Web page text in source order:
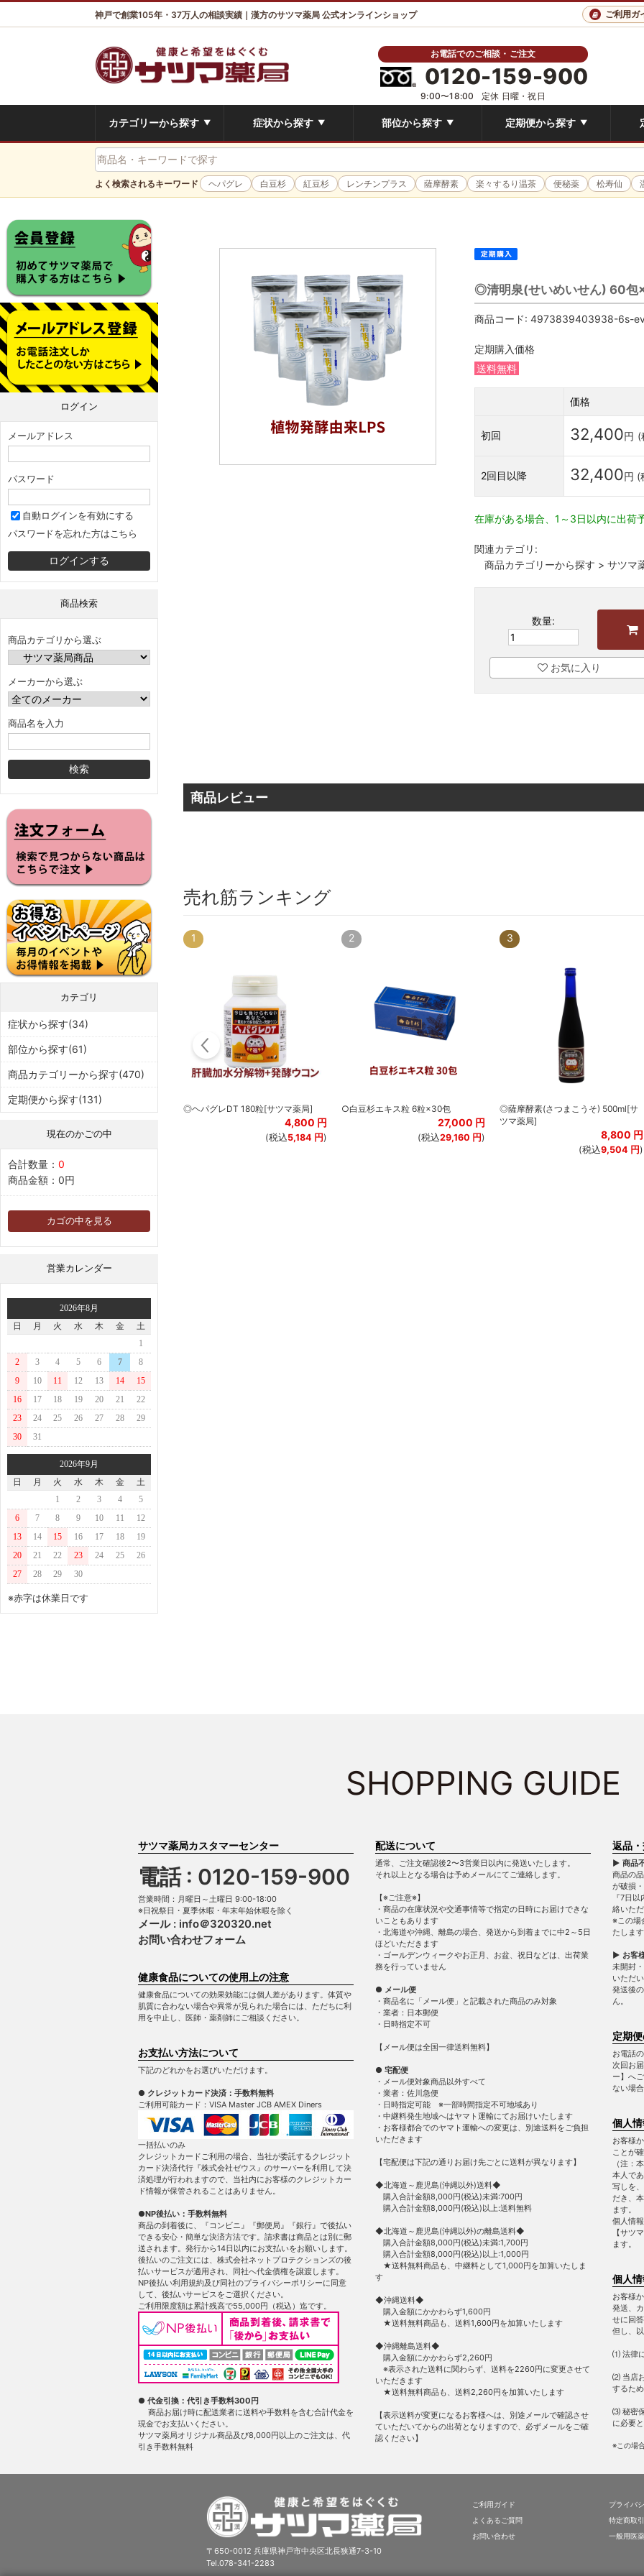
神戸で創業105年・37万人の相談実績｜漢方のサツマ薬局 公式オンラインショップ ご利用ガ
お電話でのご相談・ご注文
0120-159-900
9:00〜18:00 定休 日曜・祝日
カテゴリーから探す ▼ 症状から探す ▼ 部位から探す ▼ 定期便から探す ▼
よく検索されるキーワード ヘパグレ 白豆杉 紅豆杉 レンチンプラス 薩摩酵素 楽々するり温茶 便秘薬 松寿仙
ログイン
メールアドレス
パスワード
自動ログインを有効にする
パスワードを忘れた方はこちら
商品検索
商品カテゴリから選ぶ
メーカーから選ぶ
商品名を入力
カテゴリ
症状から探す(34)
部位から探す(61)
商品カテゴリーから探す(470)
定期便から探す(131)
現在のかごの中
合計数量： 0
商品金額： 0円
カゴの中を見る
営業カレンダー
2026年8月
日
月 火 水 木 金
土
1
2
3 4 5 6 7
8
9
10 11 12 13 14
15
16
17 18 19 20 21
22
23
24 25 26 27 28
29
30
31
2026年9月
日
月 火 水 木 金
土
1
2 3 4
5
6
7 8 9 10 11
12
13
14 15 16 17 18
19
20
21 22 23 24 25
26
27
28 29 30
※赤字は休業日です
◎清明泉(せいめいせん) 60包
商品コード: 4973839403938-6s-
定期購入価格
送料無料
価格
初回 32,400円 (
2回目以降 32,400円
在庫がある場合、1～3日以内に出荷
関連カテゴリ:
商品カテゴリーから探す > サツマ
数量:
お気に入り
商品レビュー
売れ筋ランキング
)
15
◎サツマプラセンタEX 90カプセル
(税込10,800円
1
◎ヘパグレDT 180粒[サツマ薬局]
4,800 円
(税込5,184 円)
2
○白豆杉エキス粒 6粒×30包
27,000 円
(税込29,160 円)
3
◎薩摩酵素(さつまこうそ) 500ml[サ
ツマ薬局]
8,800 円
(税込9,504 円)
SHOPPING GUIDE
サツマ薬局カスタマーセンター
電話 : 0120-159-900
営業時間：月曜日～土曜日 9:00-18:00
※日祝祭日・夏季休暇・年末年始休暇を除く
メール : info＠320320.net
お問い合わせフォーム
健康食品についての使用上の注意
健康食品についての効果効能には個人差があります。体質や
肌質に合わない場合や異常が見られた場合には、ただちに利
用を中止し、医師・薬剤師にご相談ください。
お支払い方法について
下記のどれかをお選びいただけます。
● クレジットカード決済：手数料無料
ご利用可能カード：VISA Master JCB AMEX Diners
一括払いのみ
クレジットカードご利用の場合、当社が委託するクレジット
カード決済代行『株式会社ゼウス』のサーバーを利用して決
済処理が行われますので、当社内にお客様のクレジットカー
ド情報が保管されることはありません。
●NP後払い：手数料無料
商品の到着後に、『コンビニ』『郵便局』『銀行』で後払い
できる安心・簡単な決済方法です。請求書は商品とは別に郵
送されます。発行から14日以内にお支払いをお願いします。
後払いのご注文には、株式会社ネットプロテクションズの後
払いサービスが適用され、同社へ代金債権を譲渡します。
NP後払い利用規約及び同社のプライバシーポリシーに同意
して、後払いサービスをご選択ください。
ご利用限度額は累計残高で55,000円（税込）迄です。
● 代金引換：代引き手数料300円
商品お届け時に配送業者に送料や手数料を含む合計代金を
現金でお支払いください。
サツマ薬局オリジナル商品及び8,000円以上のご注文は、代
引き手数料無料
配送について
通常、ご注文確認後2〜3営業日以内に発送いたします。
それ以上となる場合は予めメールにてご連絡します。
【※ご注意※】
・商品の在庫状況や交通事情等で指定の日時にお届けできな
いこともあります
・北海道や沖縄、離島の場合、発送から到着までに中2～5日
ほどいただきます
・ゴールデンウィークやお正月、お盆、祝日などは、出荷業
務を行っていません
● メール便
・商品名に「メール便」と記載された商品のみ対象
・業者：日本郵便
・日時指定不可
【メール便は全国一律送料無料】
● 宅配便
・メール便対象商品以外すべて
・業者：佐川急便
・日時指定可能 ※一部時間指定不可地域あり
・中継料発生地域へはヤマト運輸にてお届けいたします
・お客様都合でのヤマト運輸への変更は、別途送料をご負担
いただきます
【宅配便は下記の通りお届け先ごとに送料が異なります】
◆北海道～鹿児島(沖縄以外)送料◆
購入合計金額8,000円(税込)未満:700円
購入合計金額8,000円(税込)以上:送料無料
◆北海道～鹿児島(沖縄以外)の離島送料◆
購入合計金額8,000円(税込)未満:1,700円
購入合計金額8,000円(税込)以上:1,000円
★送料無料商品も、中継料として1,000円を加算いたしま
す
◆沖縄送料◆
購入金額にかかわらず1,600円
★送料無料商品も、送料1,600円を加算いたします
◆沖縄離島送料◆
購入金額にかかわらず2,260円
※表示された送料に関わらず、送料を2260円に変更させて
いただきます
★送料無料商品も、送料2,260円を加算いたします
【表示送料が変更になるお客様へは、別途メールで確認させ
ていただいてからの出荷となりますので、必ずメールをご確
認ください】
返品
▶ 商品
商品の
が破損
『7日
絡いた
※この場
たします
▶ お客
未開封
いただ
発送後
ん。
定期
お電話
次回お
ー】へ
ない場
個人
お客様
ことが
（注：
本人で
写しを
だき、
ます。
個人情
【サツ
ます。
個人
お客様
発送、
せに回
但し、
⑴ 法律
⑵ 当店
するた
⑶ 秘密
に必要
※この場
〒650-0012 兵庫県神戸市中央区北長狭通7-3-10
Tel.078-341-2283
ご利用ガイド
よくあるご質問
お問い合わせ
プライバ
特定商取
一般用医